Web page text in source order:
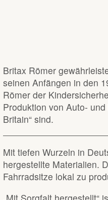
Britax Römer
seinen Anfängen in den
Römer der
Produktion von Auto-
Britain“ sind.
Mit tiefen Wurzeln in
hergestellte Materialien.
Fahrradsitze lokal zu